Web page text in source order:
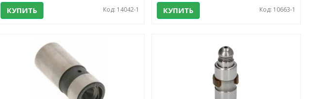
КУПИТЬ Код: 14042-1 КУПИТЬ Код: 10663-1